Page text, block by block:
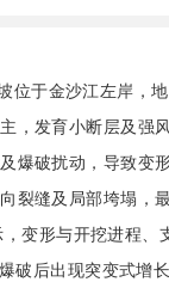
位于金沙江左岸，
，发育小断层及强
爆破扰动，导致变
裂缝及局部垮塌，
变形与开挖进程、
破后出现突变式增